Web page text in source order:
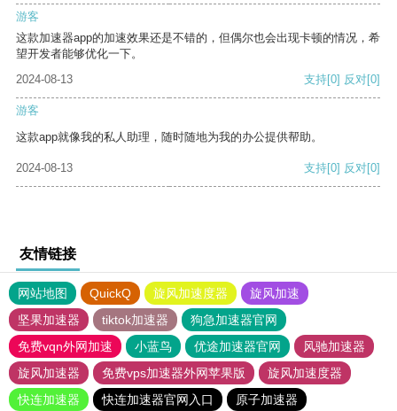
游客
这款加速器app的加速效果还是不错的，但偶尔也会出现卡顿的情况，希
望开发者能够优化一下。
2024-08-13
支持[0] 反对[0]
游客
这款app就像我的私人助理，随时随地为我的办公提供帮助。
2024-08-13 支持[0] 反对[0]
友情链接
网站地图 QuickQ 旋风加速度器
旋风加速
坚果加速器
tiktok加速器
狗急加速器官网
免费vqn外网加速
小蓝鸟 优途加速器官网
风驰加速器
旋风加速器
免费vps加速器外网苹果版
旋风加速度器
快连加速器
快连加速器官网入口
原子加速器